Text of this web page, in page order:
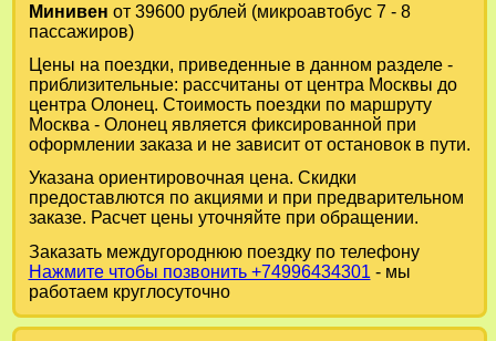
Минивен от 39600 рублей (микроавтобус 7 - 8
пассажиров)
Цены на поездки, приведенные в данном разделе -
приблизительные: рассчитаны от центра Москвы до
центра Олонец. Стоимость поездки по маршруту
Москва - Олонец является фиксированной при
оформлении заказа и не зависит от остановок в пути.
Указана ориентировочная цена. Скидки
предоставлются по акциями и при предварительном
заказе. Расчет цены уточняйте при обращении.
Заказать междугороднюю поездку по телефону
Нажмите чтобы позвонить +74996434301 - мы
работаем круглосуточно